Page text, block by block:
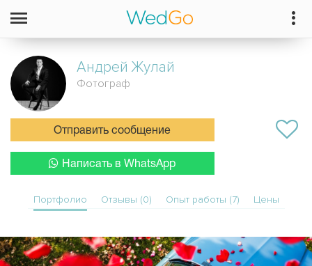
Андрей Жулай
Фотограф
Отправить сообщение
Написать в WhatsApp
Портфолио Отзывы (0) Опыт работы (7) Цены